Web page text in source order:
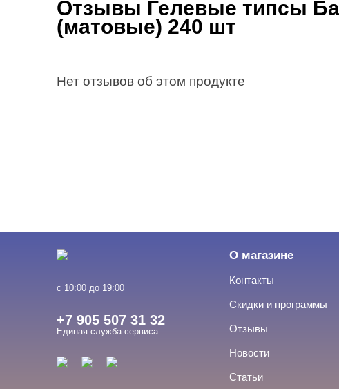
Отзывы Гелевые типсы
(матовые) 240 шт
Нет отзывов об этом продукте
с 10:00 до 19:00
+7 905 507 31 32
Единая служба сервиса
О магазине
Контакты
Скидки и программы
Отзывы
Новости
Статьи